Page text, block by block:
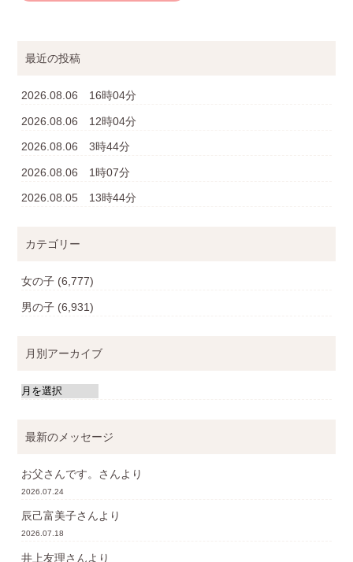
最近の投稿
2026.08.06 16時04分
2026.08.06 12時04分
2026.08.06 3時44分
2026.08.06 1時07分
2026.08.05 13時44分
カテゴリー
女の子 (6,777)
男の子 (6,931)
月別アーカイブ
最新のメッセージ
お父さんです。 さんより
2026.07.24
辰己富美子さんより
2026.07.18
井上友理さんより